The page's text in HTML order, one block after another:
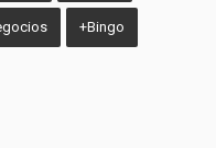
+Bingo